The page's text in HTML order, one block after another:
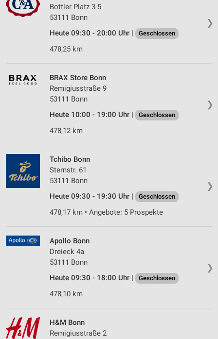
❯
Bottler Platz 3-5
53111 Bonn
Heute 09:30 - 20:00 Uhr |
Geschlossen
478,25 km
❯
BRAX Store Bonn
Remigiusstraße 9
53111 Bonn
Heute 10:00 - 19:00 Uhr |
Geschlossen
478,12 km
❯
Tchibo Bonn
Sternstr. 61
53111 Bonn
Heute 09:30 - 19:30 Uhr |
Geschlossen
478,17 km • Angebote: 5 Prospekte
❯
Apollo Bonn
Dreieck 4a
53111 Bonn
Heute 09:30 - 18:00 Uhr |
Geschlossen
478,10 km
H&M Bonn
Remigiusstraße 2